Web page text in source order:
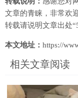
文章的青睐，非常欢
转载请说明文章出处
本文地址： https://
相关文章阅读